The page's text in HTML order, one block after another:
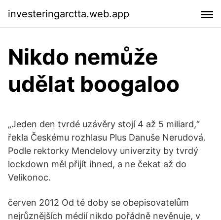
investeringarctta.web.app
Nikdo nemůže
udělat boogaloo
„Jeden den tvrdé uzávěry stojí 4 až 5 miliard,“
řekla Českému rozhlasu Plus Danuše Nerudová.
Podle rektorky Mendelovy univerzity by tvrdý
lockdown měl přijít ihned, a ne čekat až do
Velikonoc.
červen 2012 Od té doby se obepisovatelům
nejrůznějších médií nikdo pořádně nevěnuje, v